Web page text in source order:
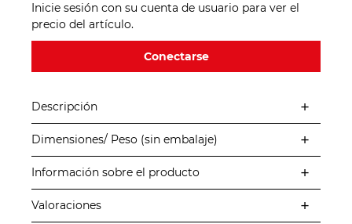
Inicie sesión con su cuenta de usuario para ver el
precio del artículo.
Conectarse
Descripción
Dimensiones/ Peso (sin embalaje)
Información sobre el producto
Valoraciones